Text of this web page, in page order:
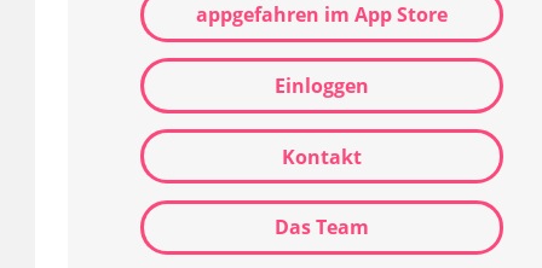
appgefahren im App Store
Einloggen
Kontakt
Das Team